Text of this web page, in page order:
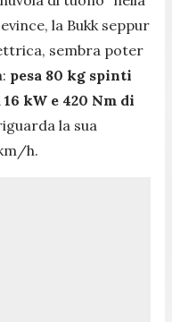
la Bukk seppur
sembra poter
pesa 80 kg spinti
kW e 420 Nm di
la sua
h.